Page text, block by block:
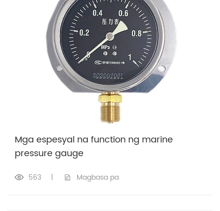
Mga espesyal na function ng marine
pressure gauge
563 | Magbasa pa